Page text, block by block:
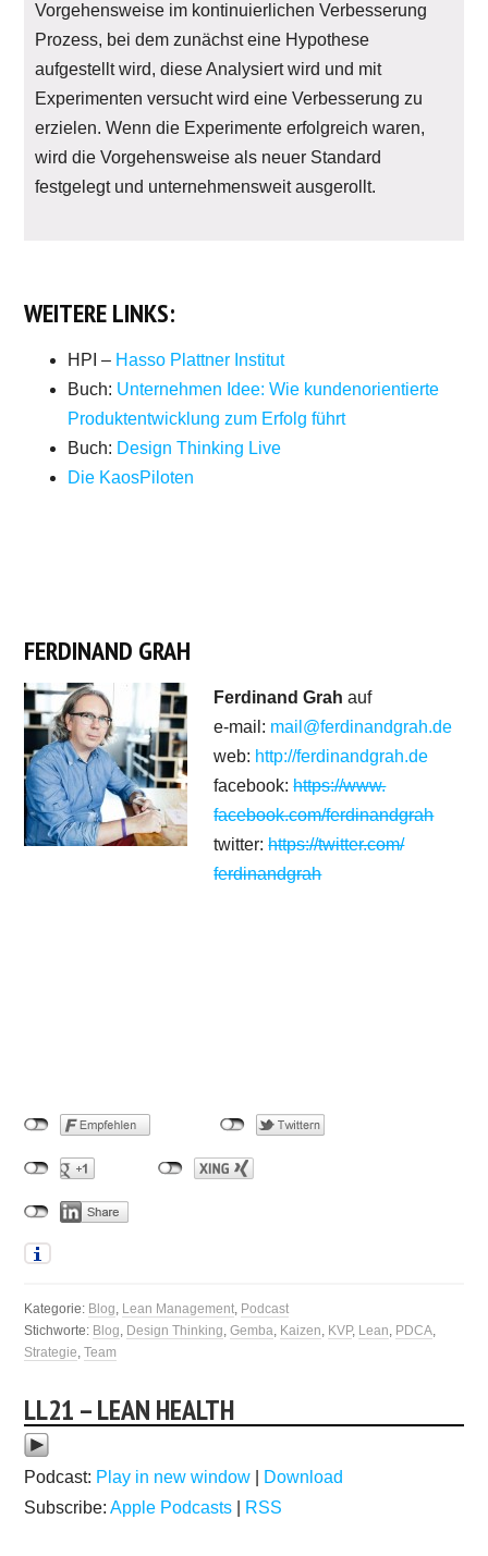
Vorgehensweise im kontinuierlichen Verbesserung
Prozess, bei dem zunächst eine Hypothese
aufgestellt wird, diese Analysiert wird und mit
Experimenten versucht wird eine Verbesserung zu
erzielen. Wenn die Experimente erfolgreich waren,
wird die Vorgehensweise als neuer Standard
festgelegt und unternehmensweit ausgerollt.
WEITERE LINKS:
HPI – Hasso Plattner Institut
Buch: Unternehmen Idee: Wie kundenorientierte
Produktentwicklung zum Erfolg führt
Buch: Design Thinking Live
Die KaosPiloten
FERDINAND GRAH
Ferdinand Grah auf
e-mail: mail @ferdinandgrah.de
web: http://ferdinandgrah.de
facebook:https://www.
facebook.com/ferdinandgrah
twitter:https://twitter.com/
ferdinandgrah
Kategorie: Blog, Lean Management, Podcast
Stichworte: Blog, Design Thinking,Gemba, Kaizen, KVP, Lean, PDCA,
Strategie,Team
LL21 – LEAN HEALTH
Podcast: Play in new window
Download
Subscribe:Apple Podcasts RSS